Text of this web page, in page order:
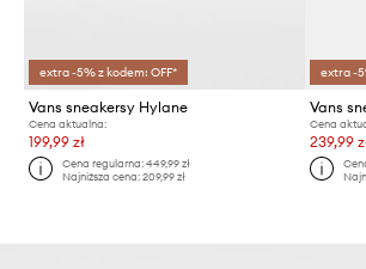
extra -5% z kodem: OFF*
Vans sneakersy Hylane
Cena aktualna:
199,99 zł
Cena regularna:449,99 zł
Najniższa cena:209,99 zł
extra -
Vans
Cena
239,99